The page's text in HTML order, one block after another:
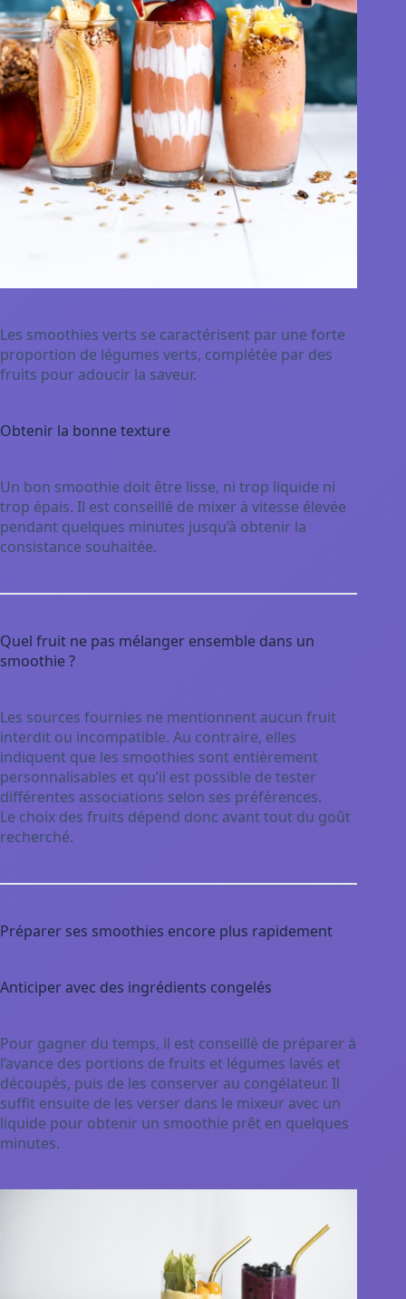
Les smoothies verts se caractérisent par une forte
proportion de légumes verts, complétée par des
fruits pour adoucir la saveur.
Obtenir la bonne texture
Un bon smoothie doit être lisse, ni trop liquide ni
trop épais. Il est conseillé de mixer à vitesse élevée
pendant quelques minutes jusqu’à obtenir la
consistance souhaitée.
Quel fruit ne pas mélanger ensemble dans un
smoothie ?
Les sources fournies ne mentionnent aucun fruit
interdit ou incompatible. Au contraire, elles
indiquent que les smoothies sont entièrement
personnalisables et qu’il est possible de tester
différentes associations selon ses préférences.
Le choix des fruits dépend donc avant tout du goût
recherché.
Préparer ses smoothies encore plus rapidement
Anticiper avec des ingrédients congelés
Pour gagner du temps, il est conseillé de préparer à
l’avance des portions de fruits et légumes lavés et
découpés, puis de les conserver au congélateur. Il
suffit ensuite de les verser dans le mixeur avec un
liquide pour obtenir un smoothie prêt en quelques
minutes.